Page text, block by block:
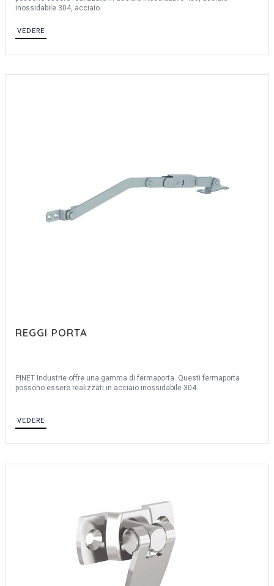
inossidabile 304, acciaio.
VEDERE
REGGI PORTA
PINET Industrie offre una gamma di fermaporta. Questi fermaporta
possono essere realizzati in acciaio inossidabile 304.
VEDERE